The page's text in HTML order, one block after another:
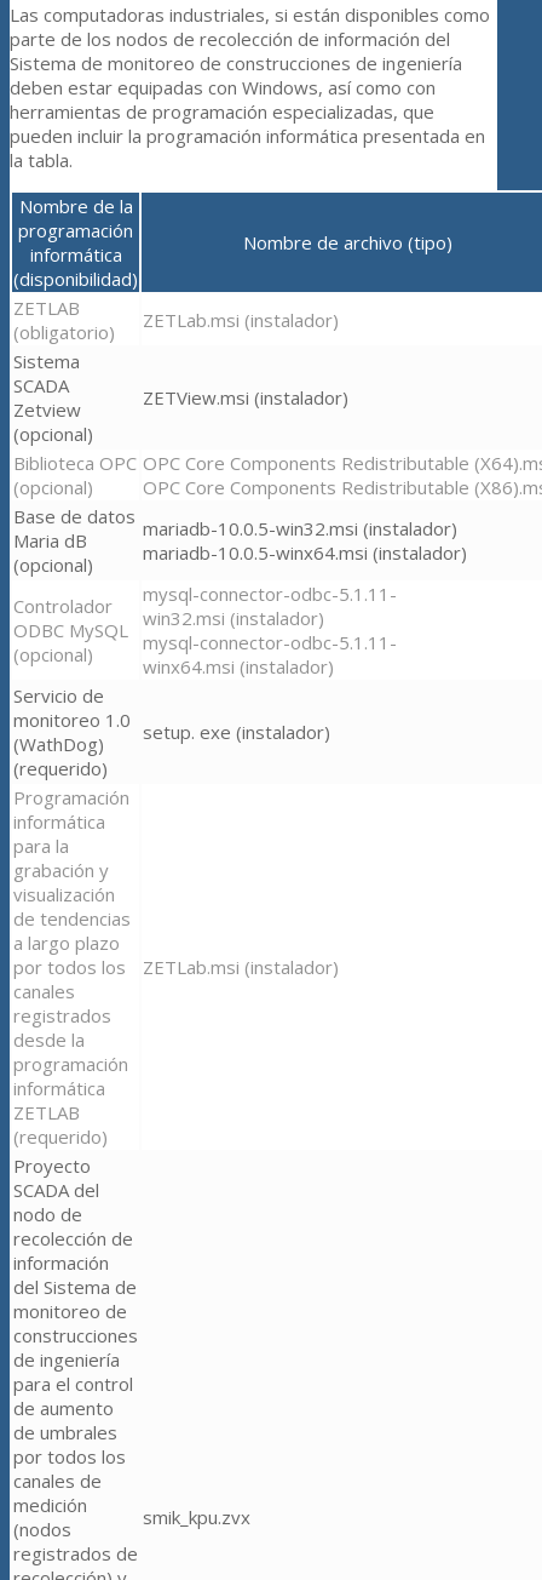
Las computadoras industriales, si están disponibles como
parte de los nodos de recolección de información del
Sistema de monitoreo de construcciones de ingeniería
deben estar equipadas con Windows, así como con
herramientas de programación especializadas, que
pueden incluir la programación informática presentada en
la tabla.
Nombre de la
programación
informática
(disponibilidad)
Nombre de archivo (tipo)
ZETLAB
(obligatorio)
ZETLab.msi (instalador)
Sistema
SCADA
Zetview
(opcional)
ZETView.msi (instalador)
Biblioteca OPC
(opcional)
OPC Core Components Redistributable
OPC Core Components Redistributable
Base de datos
Maria dB
(opcional)
mariadb-10.0.5-win32.msi (instalador)
mariadb-10.0.5-winx64.msi (instalador)
Controlador
ODBC MySQL
(opcional)
mysql-connector-odbc-5.1.11-
win32.msi (instalador)
mysql-connector-odbc-5.1.11-
winx64.msi (instalador)
Servicio de
monitoreo 1.0
(WathDog)
(requerido)
setup. exe (instalador)
Programación
informática
para la
grabación y
visualización
de tendencias
a largo plazo
por todos los
canales
registrados
desde la
programación
informática
ZETLAB
(requerido)
ZETLab.msi (instalador)
Proyecto
SCADA del
nodo de
recolección de
información
del Sistema de
monitoreo de
construcciones
de ingeniería
para el control
de aumento
de umbrales
por todos los
canales de
medición
(nodos
registrados de
smik_kpu.zvx